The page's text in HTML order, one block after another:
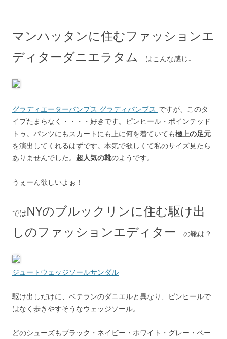
マンハッタンに住むファッションエ
ディターダニエラタム
はこんな感じ↓
グラディエーターパンプス グラディパンプス ですが、このタ
イプたまらなく・・・・好きです。ピンヒール・ポインテッド
トゥ。パンツにもスカートにも上に何を着ていても極上の足元
を演出してくれるはずです。本気で欲しくて私のサイズ見たら
ありませんでした。 超人気の靴のようです。
うぇーん欲しいよぉ！
ではNYのブルックリンに住む駆け出
しのファッションエディター
の靴は？
ジュートウェッジソールサンダル
駆け出しだけに、ベテランのダニエルと異なり、ピンヒールで
はなく歩きやすそうなウェッジソール。
どのシューズもブラック・ネイビー・ホワイト・グレー・ベー